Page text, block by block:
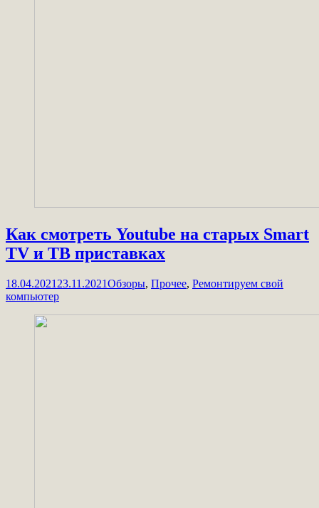
Как смотреть Youtube на старых Smart
TV и ТВ приставках
18.04.2021 23.11.2021Обзоры, Прочее, Ремонтируем свой
компьютер